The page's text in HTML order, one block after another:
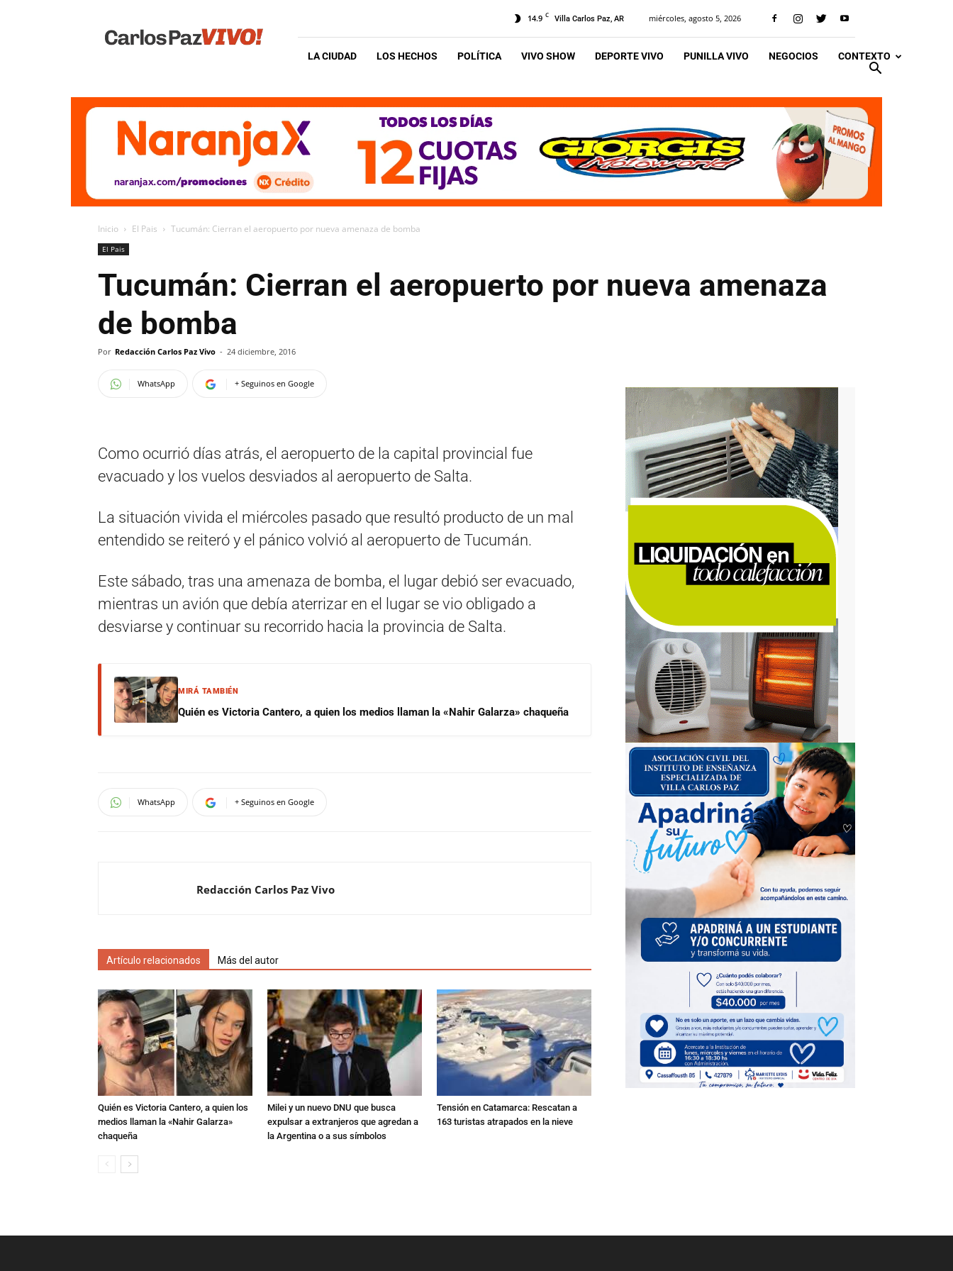
Vivo
14.9 C Villa Carlos Paz, AR miércoles, agosto 5, 2026
LA CIUDAD LOS HECHOS POLÍTICA VIVO SHOW DEPORTE VIVO PUNILLA VIVO NEGOCIOS CONTEXTO
Inicio El Pais Tucumán: Cierran el aeropuerto por nueva amenaza de bomba
El Pais
Tucumán: Cierran el aeropuerto por nueva amenaza
de bomba
Por Redacción Carlos Paz Vivo - 24 diciembre, 2016
WhatsApp + Seguinos en Google
Como ocurrió días atrás, el aeropuerto de la capital provincial fue
evacuado y los vuelos desviados al aeropuerto de Salta.
La situación vivida el miércoles pasado que resultó producto de un mal
entendido se reiteró y el pánico volvió al aeropuerto de Tucumán.
Este sábado, tras una amenaza de bomba, el lugar debió ser evacuado,
mientras un avión que debía aterrizar en el lugar se vio obligado a
desviarse y continuar su recorrido hacia la provincia de Salta.
MIRÁ TAMBIÉN
Quién es Victoria Cantero, a quien los medios llaman la «Nahir Galarza» chaqueña
WhatsApp + Seguinos en Google
Redacción Carlos Paz Vivo
Artículo relacionados Más del autor
Quién es Victoria Cantero, a quien los
medios llaman la «Nahir Galarza»
chaqueña
Milei y un nuevo DNU que busca
expulsar a extranjeros que agredan a
la Argentina o a sus símbolos
Tensión en Catamarca: Rescatan a
163 turistas atrapados en la nieve